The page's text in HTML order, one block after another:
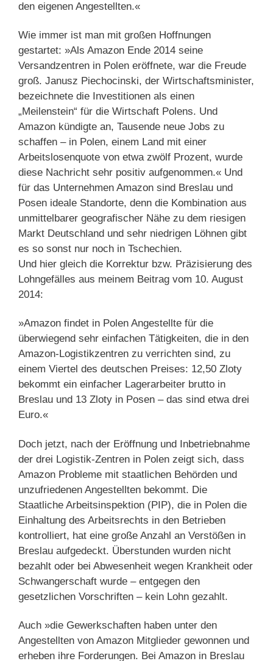
den eigenen Angestellten.«
Wie immer ist man mit großen Hoffnungen
gestartet: »Als Amazon Ende 2014 seine
Versandzentren in Polen eröffnete, war die Freude
groß. Janusz Piechocinski, der Wirtschaftsminister,
bezeichnete die Investitionen als einen
„Meilenstein“ für die Wirtschaft Polens. Und
Amazon kündigte an, Tausende neue Jobs zu
schaffen – in Polen, einem Land mit einer
Arbeitslosenquote von etwa zwölf Prozent, wurde
diese Nachricht sehr positiv aufgenommen.« Und
für das Unternehmen Amazon sind Breslau und
Posen ideale Standorte, denn die Kombination aus
unmittelbarer geografischer Nähe zu dem riesigen
Markt Deutschland und sehr niedrigen Löhnen gibt
es so sonst nur noch in Tschechien.
Und hier gleich die Korrektur bzw. Präzisierung des
Lohngefälles aus meinem Beitrag vom 10. August
2014:
»Amazon findet in Polen Angestellte für die
überwiegend sehr einfachen Tätigkeiten, die in den
Amazon-Logistikzentren zu verrichten sind, zu
einem Viertel des deutschen Preises: 12,50 Zloty
bekommt ein einfacher Lagerarbeiter brutto in
Breslau und 13 Zloty in Posen – das sind etwa drei
Euro.«
Doch jetzt, nach der Eröffnung und Inbetriebnahme
der drei Logistik-Zentren in Polen zeigt sich, dass
Amazon Probleme mit staatlichen Behörden und
unzufriedenen Angestellten bekommt. Die
Staatliche Arbeitsinspektion (PIP), die in Polen die
Einhaltung des Arbeitsrechts in den Betrieben
kontrolliert, hat eine große Anzahl an Verstößen in
Breslau aufgedeckt. Überstunden wurden nicht
bezahlt oder bei Abwesenheit wegen Krankheit oder
Schwangerschaft wurde – entgegen den
gesetzlichen Vorschriften – kein Lohn gezahlt.
Auch »die Gewerkschaften haben unter den
Angestellten von Amazon Mitglieder gewonnen und
erheben ihre Forderungen. Bei Amazon in Breslau